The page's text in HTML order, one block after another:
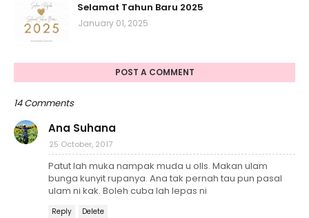
Selamat Tahun Baru 2025
January 01, 2025
POST A COMMENT
14 Comments
Ana Suhana
25 October, 2017
Patut lah muka nampak muda u olls. Makan ulam
bunga kunyit rupanya. Ana tak pernah tau pun pasal
ulam ni kak. Boleh cuba lah lepas ni
Reply Delete